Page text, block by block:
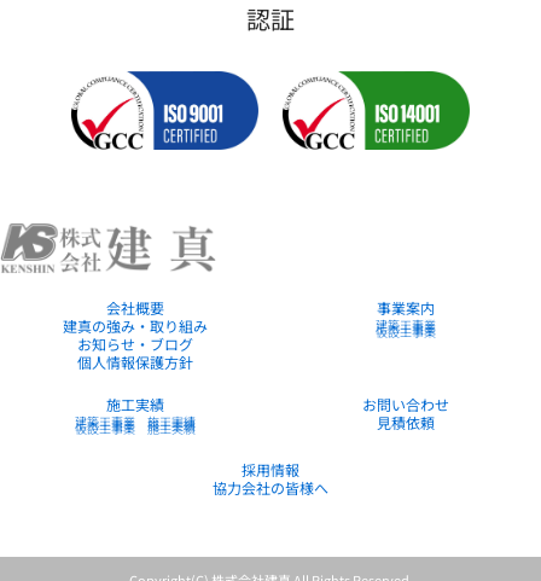
認証
会社概要
建真の強み・取り組み
お知らせ・ブログ
個人情報保護方針
事業案内
建築工事業
土木工事業
仮設工事業
施工実績
建築工事業 施工実績
土木工事業 施工実績
仮設工事業 施工実績
お問い合わせ
見積依頼
採用情報
協力会社の皆様へ